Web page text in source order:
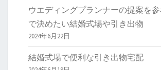
ウエディングプランナーの提案を
で決めたい結婚式場や引き出物
2024年6月22日
結婚式場で便利な引き出物宅配